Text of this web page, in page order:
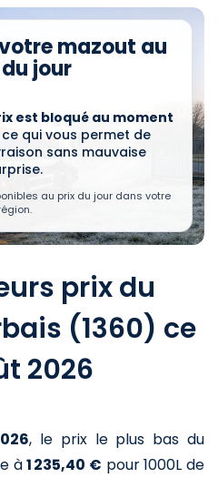
mazout au
jour
est bloqué au moment
ce qui vous permet de
sans mauvaise
au prix du jour dans votre
prix du
(1360) ce
2026
, le prix le plus bas du
à1 235,40 € pour 1000L de